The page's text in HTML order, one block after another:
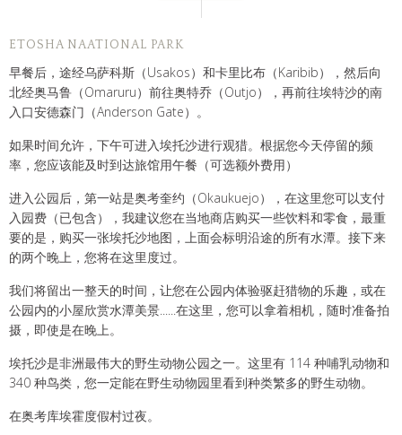
ETOSHA NAATIONAL PARK
早餐后，途经乌萨科斯（Usakos）和卡里比布（Karibib），然后向
北经奥马鲁（Omaruru）前往奥特乔（Outjo），再前往埃特沙的南
入口安德森门（Anderson Gate）。
如果时间允许，下午可进入埃托沙进行观猎。根据您今天停留的频
率，您应该能及时到达旅馆用午餐（可选额外费用）
进入公园后，第一站是奥考奎约（Okaukuejo），在这里您可以支付
入园费（已包含），我建议您在当地商店购买一些饮料和零食，最重
要的是，购买一张埃托沙地图，上面会标明沿途的所有水潭。接下来
的两个晚上，您将在这里度过。
我们将留出一整天的时间，让您在公园内体验驱赶猎物的乐趣，或在
公园内的小屋欣赏水潭美景......在这里，您可以拿着相机，随时准备拍
摄，即使是在晚上。
埃托沙是非洲最伟大的野生动物公园之一。这里有 114 种哺乳动物和
340 种鸟类，您一定能在野生动物园里看到种类繁多的野生动物。
在奥考库埃霍度假村过夜。